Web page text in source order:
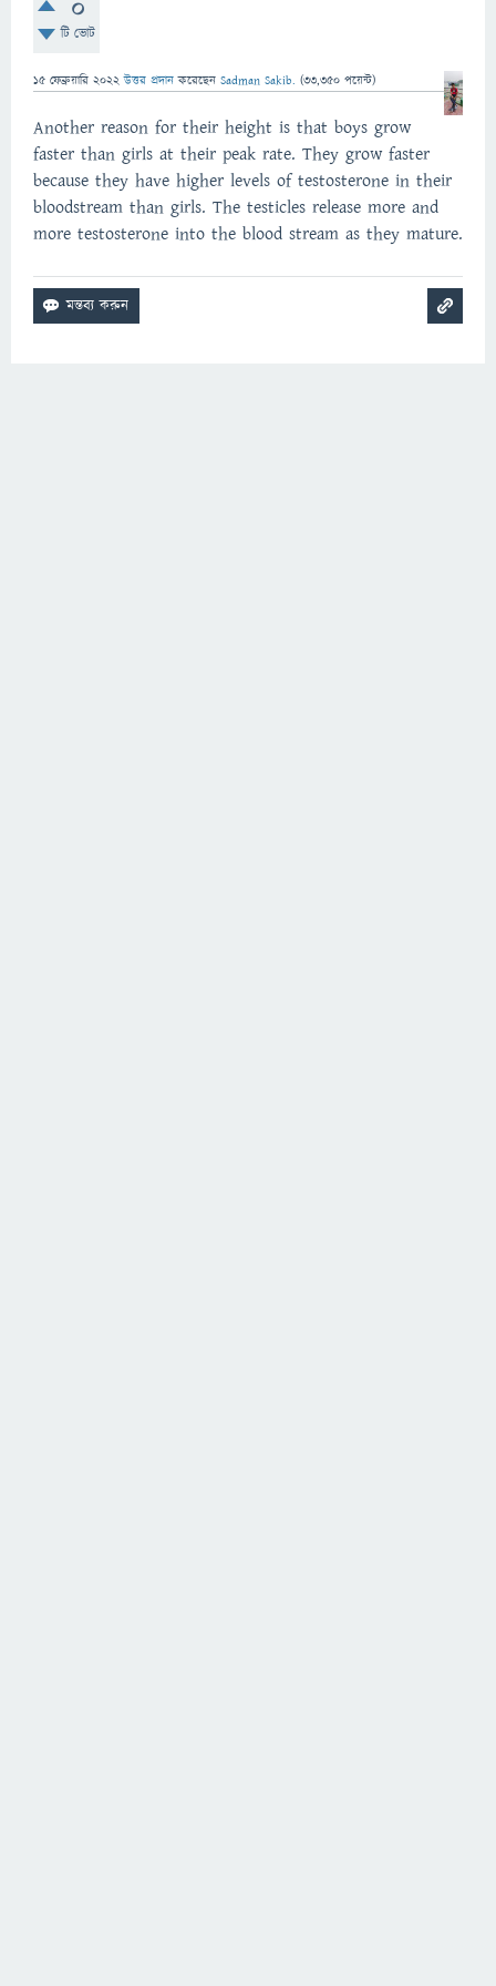
0
টি ভোট
15 ফেব্রুয়ারি 2022 উত্তর প্রদান করেছেন Sadman Sakib. (33,350 পয়েন্ট)
Another reason for their height is that boys grow
faster than girls at their peak rate. They grow faster
because they have higher levels of testosterone in their
bloodstream than girls. The testicles release more and
more testosterone into the blood stream as they mature.